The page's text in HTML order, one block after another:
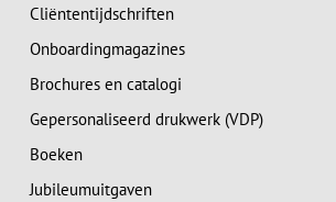
Cliëntentijdschriften
Onboardingmagazines
Brochures en catalogi
Gepersonaliseerd drukwerk (VDP)
Boeken
Jubileumuitgaven